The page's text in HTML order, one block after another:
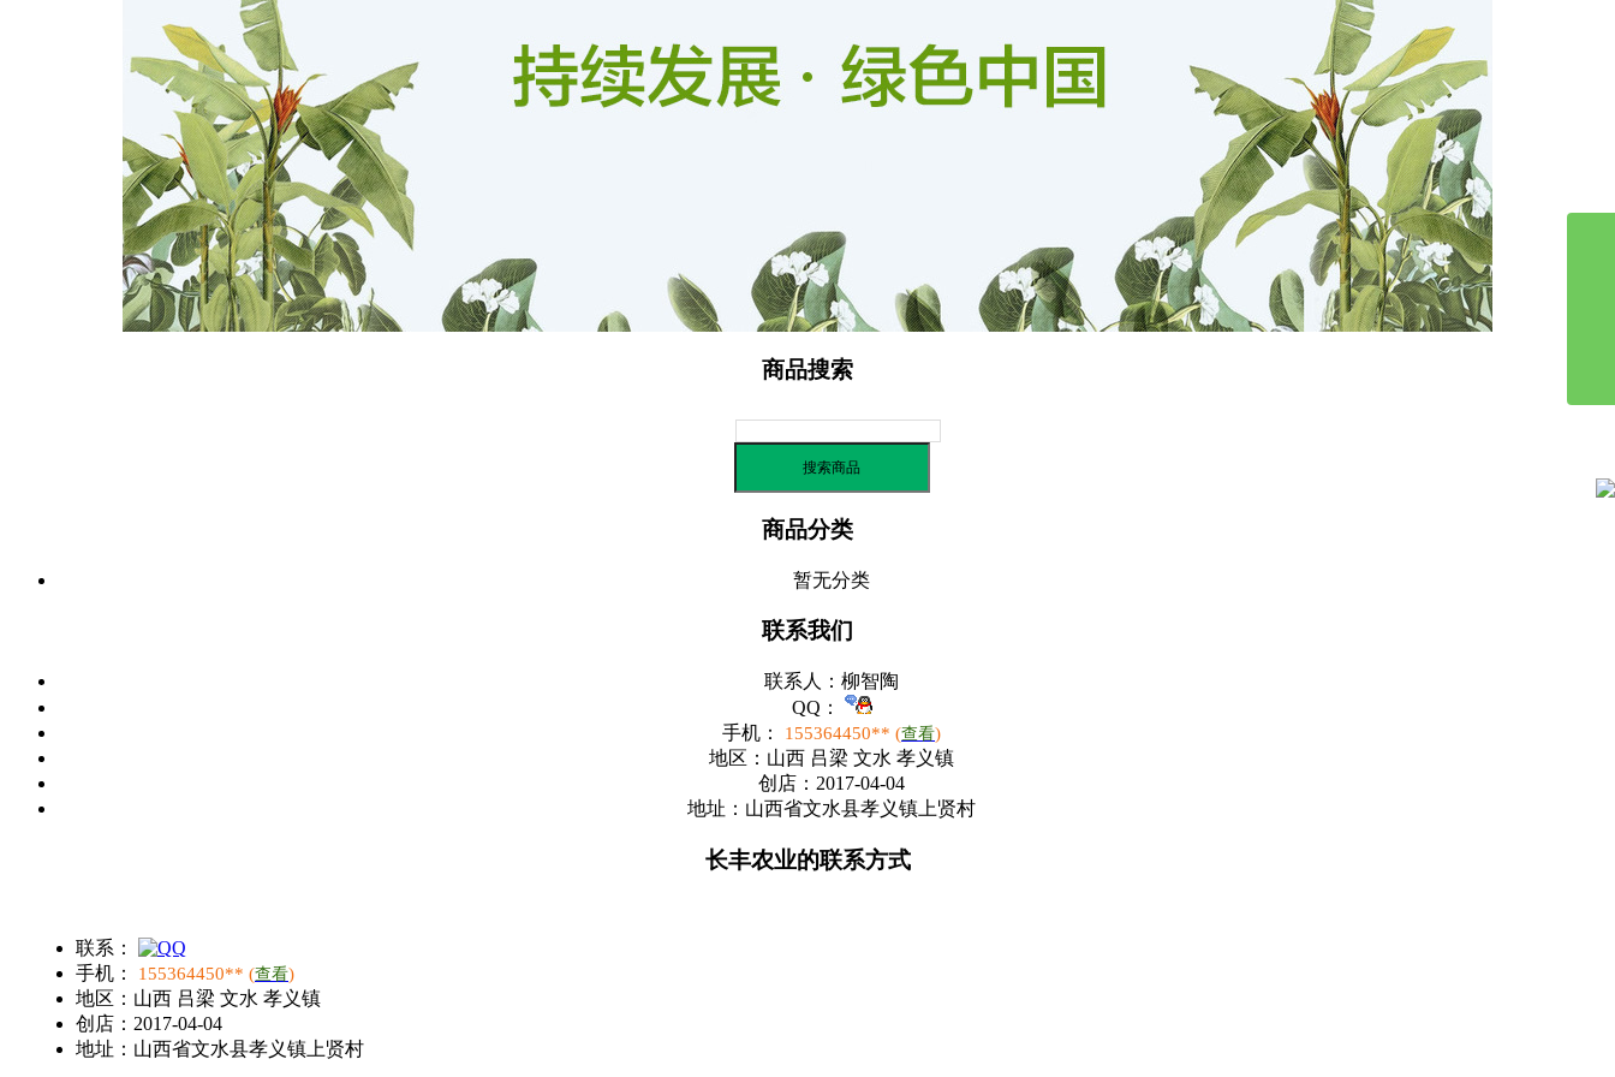
商品搜索
商品分类
暂无分类
联系我们
联系人： 柳智陶
QQ：
手机：
155364450** (查看)
地区： 山西 吕梁 文水 孝义镇
创店： 2017-04-04
地址： 山西省文水县孝义镇上贤村
长丰农业的联系方式
联系：
手机：
155364450** (查看)
地区： 山西 吕梁 文水 孝义镇
创店： 2017-04-04
地址： 山西省文水县孝义镇上贤村